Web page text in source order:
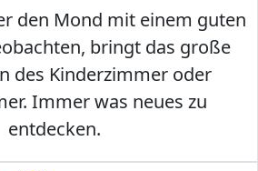
den Mond mit einem guten
bringt das große
des Kinderzimmer oder
Immer was neues zu
entdecken.